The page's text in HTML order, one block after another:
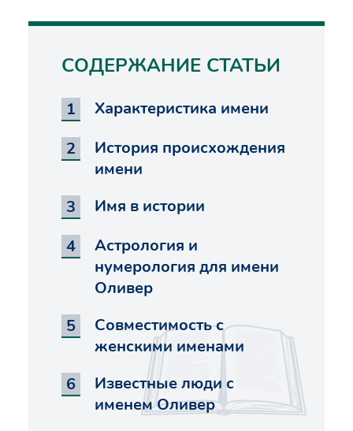
СОДЕРЖАНИЕ СТАТЬИ
Характеристика имени
История происхождения
имени
Имя в истории
Астрология и
нумерология для имени
Оливер
Совместимость с
женскими именами
Известные люди с
именем Оливер